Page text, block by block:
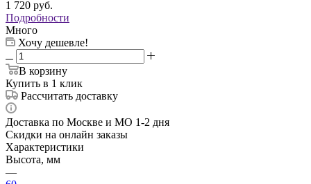
1 720 руб.
Подробности
Много
Хочу дешевле!
В корзину
Купить в 1 клик
Рассчитать доставку
Доставка по Москве и МО 1-2 дня
Скидки на онлайн заказы
Характеристики
Высота, мм
—